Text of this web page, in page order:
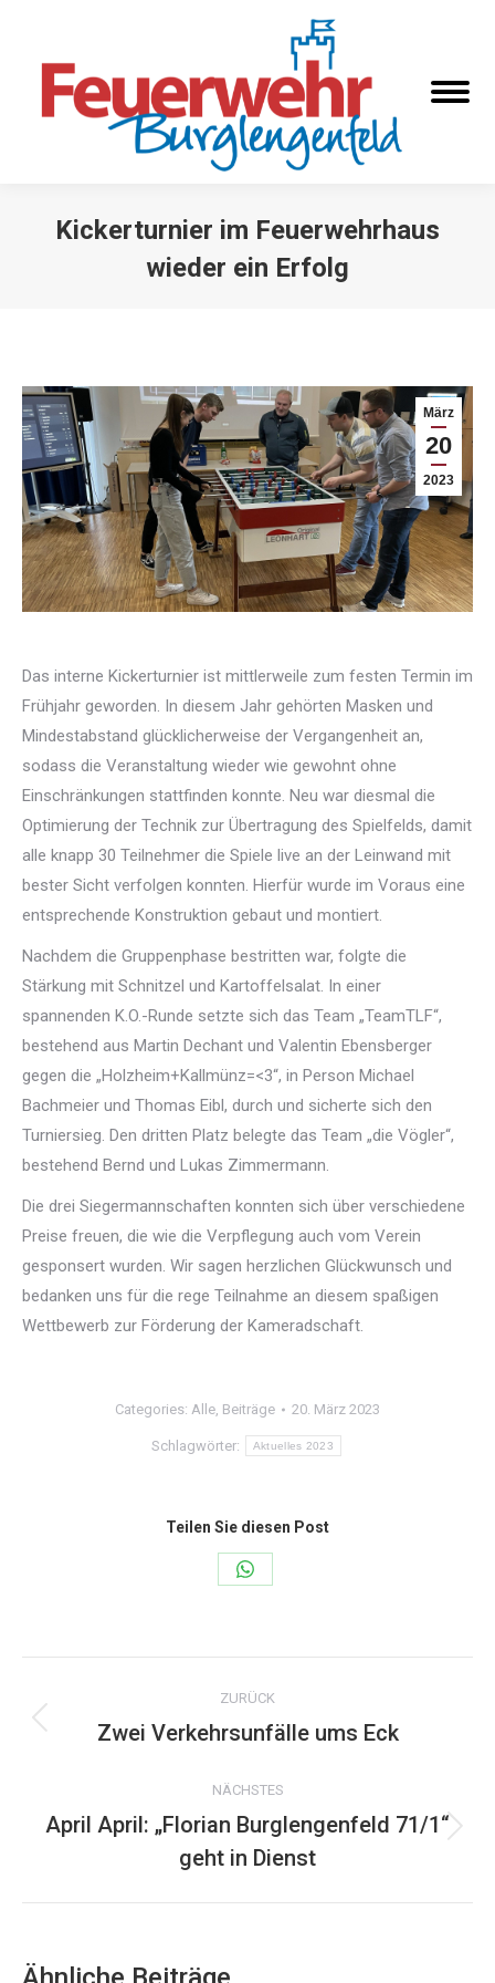
Kickerturnier im Feuerwehrhaus
wieder ein Erfolg
März
20
2023
Das interne Kickerturnier ist mittlerweile zum festen Termin im
Frühjahr geworden. In diesem Jahr gehörten Masken und
Mindestabstand glücklicherweise der Vergangenheit an,
sodass die Veranstaltung wieder wie gewohnt ohne
Einschränkungen stattfinden konnte. Neu war diesmal die
Optimierung der Technik zur Übertragung des Spielfelds, damit
alle knapp 30 Teilnehmer die Spiele live an der Leinwand mit
bester Sicht verfolgen konnten. Hierfür wurde im Voraus eine
entsprechende Konstruktion gebaut und montiert.
Nachdem die Gruppenphase bestritten war, folgte die
Stärkung mit Schnitzel und Kartoffelsalat. In einer
spannenden K.O.-Runde setzte sich das Team „TeamTLF“,
bestehend aus Martin Dechant und Valentin Ebensberger
gegen die „Holzheim+Kallmünz=<3“, in Person Michael
Bachmeier und Thomas Eibl, durch und sicherte sich den
Turniersieg. Den dritten Platz belegte das Team „die Vögler“,
bestehend Bernd und Lukas Zimmermann.
Die drei Siegermannschaften konnten sich über verschiedene
Preise freuen, die wie die Verpflegung auch vom Verein
gesponsert wurden. Wir sagen herzlichen Glückwunsch und
bedanken uns für die rege Teilnahme an diesem spaßigen
Wettbewerb zur Förderung der Kameradschaft.
Categories: Alle, Beiträge 20. März 2023
Schlagwörter: Aktuelles 2023
Teilen Sie diesen Post
Share
WhatsApp
Kommentarnavigation
ZURÜCK
Vorheriger
Zwei Verkehrsunfälle ums Eck
NÄCHSTES
Nächster
Beitrag:
April April: „Florian Burglengenfeld 71/1“
geht in Dienst